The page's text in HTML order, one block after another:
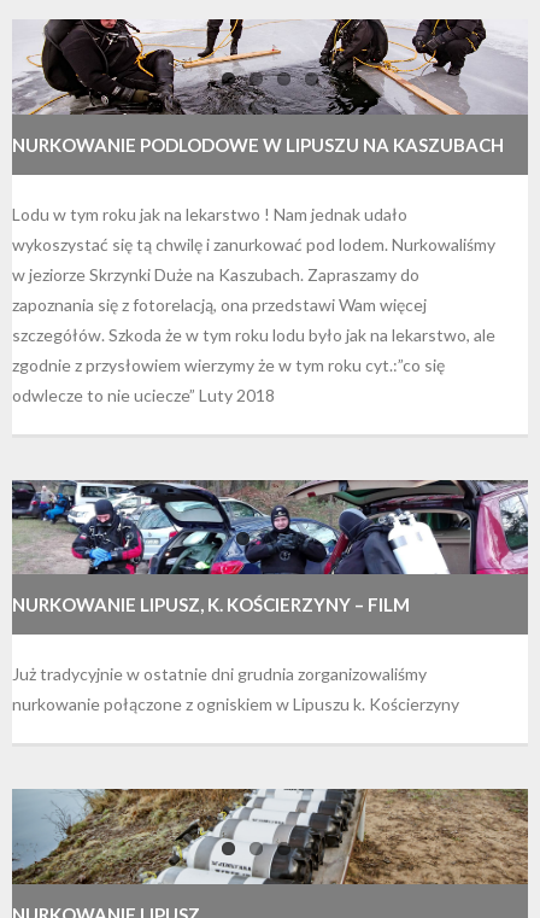
NURKOWANIE PODLODOWE W LIPUSZU NA KASZUBACH
Lodu w tym roku jak na lekarstwo ! Nam jednak udało
wykoszystać się tą chwilę i zanurkować pod lodem. Nurkowaliśmy
w jeziorze Skrzynki Duże na Kaszubach. Zapraszamy do
zapoznania się z fotorelacją, ona przedstawi Wam więcej
szczegółów. Szkoda że w tym roku lodu było jak na lekarstwo, ale
zgodnie z przysłowiem wierzymy że w tym roku cyt.:”co się
odwlecze to nie uciecze” Luty 2018
NURKOWANIE LIPUSZ, K. KOŚCIERZYNY – FILM
Już tradycyjnie w ostatnie dni grudnia zorganizowaliśmy
nurkowanie połączone z ogniskiem w Lipuszu k. Kościerzyny